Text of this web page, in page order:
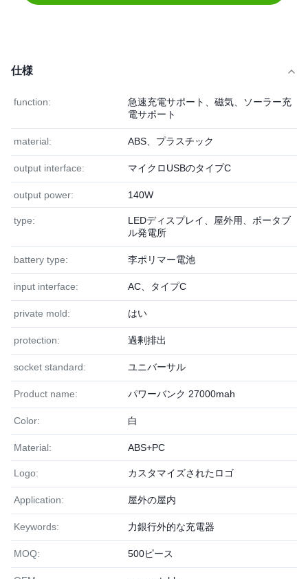
仕様
function:
急速充電サポート、磁気、ソーラー充
電サポート
material: ABS、プラスチック
output interface: マイクロUSBのタイプC
output power: 140W
type:
LEDディスプレイ、屋外用、ポータブ
ル発電所
battery type: 李ポリマー電池
input interface: AC、タイプC
private mold: はい
protection: 過剰排出
socket standard: ユニバーサル
Product name: パワーバンク 27000mah
Color: 白
Material: ABS+PC
Logo: カスタマイズされたロゴ
Application: 屋外の屋内
Keywords: 力銀行外的な充電器
MOQ: 500ピース